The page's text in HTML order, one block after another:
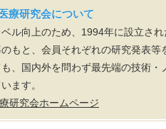
療研究会について
ル向上のため、1994年に設立さ
もと、会員それぞれの研究発表
、国内外を問わず最先端の技術
ます。
研究会ホームページ